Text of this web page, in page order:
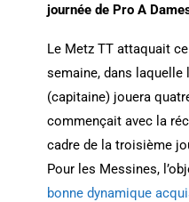
journée de Pro A
Le Metz TT attaquait
semaine, dans laquelle
(capitaine) jouera
commençait avec la
cadre de la troisième
Pour les Messines,
bonne dynamique